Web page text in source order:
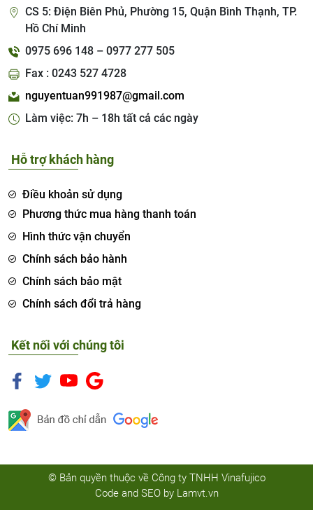
CS 5: Điện Biên Phủ, Phường 15, Quận Bình Thạnh, TP.
Hồ Chí Minh
0975 696 148 – 0977 277 505
Fax : 0243 527 4728
nguyentuan991987@gmail.com
Làm việc: 7h – 18h tất cả các ngày
Hỗ trợ khách hàng
Điều khoản sử dụng
Phương thức mua hàng thanh toán
Hình thức vận chuyển
Chính sách bảo hành
Chính sách bảo mật
Chính sách đổi trả hàng
Kết nối với chúng tôi
© Bản quyền thuộc về Công ty TNHH Vinafujico
Code and SEO by Lamvt.vn